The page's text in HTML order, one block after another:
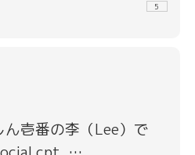
5
壱番の李（Lee）で